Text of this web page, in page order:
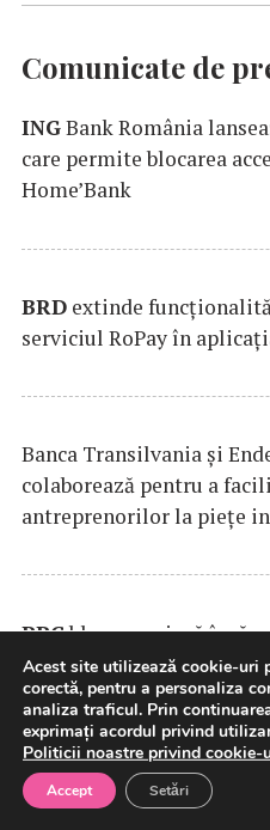
Comunicate de
INGBank România
care permite blocarea
Home’Bank
BRD extinde
serviciul RoPay în
Banca Transilvania şi
colaborează pentru a
antreprenorilor la pieţe
PPCblue premiază
în afara orelor de vârf
Finanțare de până la
Țuca Zbârcea & Asociații
Acest site utilizează cookie-uri
corectă, pentru a personaliza
analiza traficul. Prin
exprimați acordul privind
Politicii noastre privind cookie-
Accept Setări